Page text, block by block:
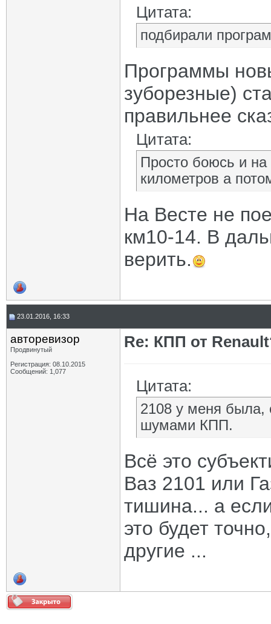
Цитата:
подбирали
Программы
зуборезные)
правильнее
Цитата:
Просто боюсь и
километров а
На Весте не
км10-14. В
верить.
23.01.2016, 16:33
авторевизор
Продвинутый
Регистрация: 08.10.2015
Сообщений: 1,077
Re: КПП от
Цитата:
2108 у меня была,
шумами КПП.
Всё это
Ваз 2101 или
тишина... а
это будет
другие ...